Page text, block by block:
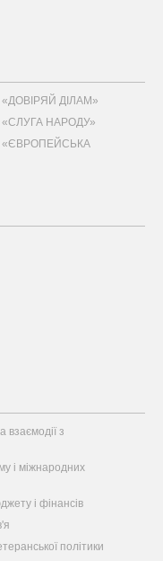
«ДОВІРЯЙ ДІЛАМ»
«СЛУГА НАРОДУ»
«ЄВРОПЕЙСЬКА
взаємодії з
і міжнародних
і фінансів
політики